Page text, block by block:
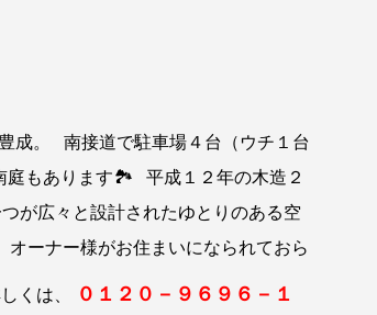
。 南接道で駐車場４台（ウチ１台
もあります🏞 平成１２年の木造２
が広々と設計されたゆとりのある空
ーナー様がお住まいになられておら
くは、
０１２０－９６９６－１